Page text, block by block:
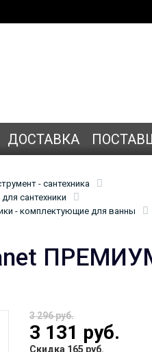
ДОСТАВКА
- сантехника
сантехники
- комплектующие для ванны
3 296 руб.
3 131 руб.
Скидка 165 руб.